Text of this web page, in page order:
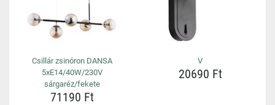
Csillár zsinóron DANSA
5xE14/40W/230V
sárgaréz/fekete
71190 Ft
V
20690 Ft